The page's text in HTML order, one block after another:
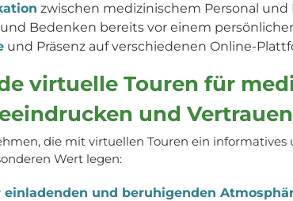
zwischen medizinischem Personal
Bedenken bereits vor einem
und Präsenz auf verschiedenen Online-
virtuelle Touren für
und
die mit virtuellen Touren ein
Wert legen:
einladenden und beruhigenden